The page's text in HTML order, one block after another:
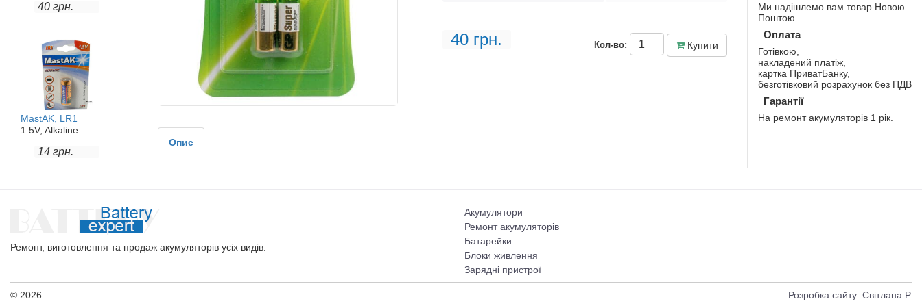
40 грн.
MastAK, LR1
1.5V, Alkaline
14 грн.
40 грн. Кол-во: Купити
Опис
Ми надішлемо вам товар Новою
Поштою.
Оплата
Готівкою,
накладений платіж,
картка ПриватБанку,
безготівковий розрахунок без ПДВ
Гарантії
На ремонт акумуляторів 1 рік.
Ремонт, виготовлення та продаж акумуляторів усіх видів.
Акумулятори
Ремонт акумуляторів
Батарейки
Блоки живлення
Зарядні пристрої
© 2026 Розробка сайту: Світлана Р.